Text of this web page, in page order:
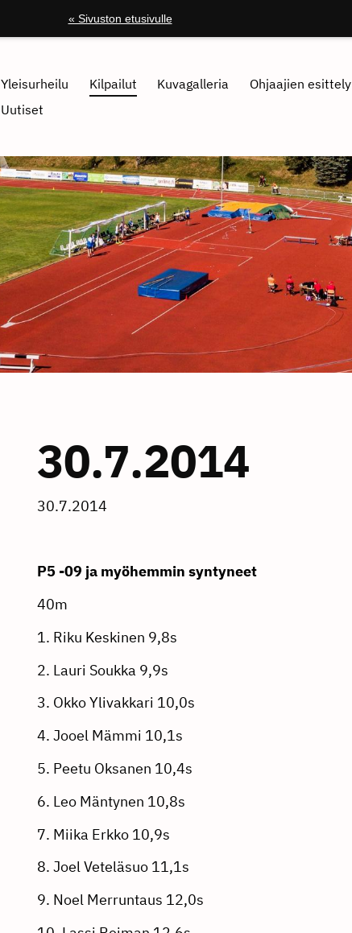
« Sivuston etusivulle
Yleisurheilu Kilpailut Kuvagalleria Ohjaajien esittely
Uutiset
30.7.2014
30.7.2014
P5 -09 ja myöhemmin syntyneet
40m
1. Riku Keskinen 9,8s
2. Lauri Soukka 9,9s
3. Okko Ylivakkari 10,0s
4. Jooel Mämmi 10,1s
5. Peetu Oksanen 10,4s
6. Leo Mäntynen 10,8s
7. Miika Erkko 10,9s
8. Joel Veteläsuo 11,1s
9. Noel Merruntaus 12,0s